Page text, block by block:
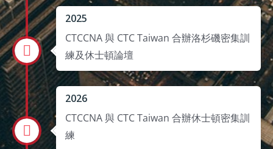
2025
CTCCNA 與 CTC Taiwan 合辦洛杉磯密集訓
練及休士頓論壇
2026
CTCCNA 與 CTC Taiwan 合辦休士頓密集訓
練